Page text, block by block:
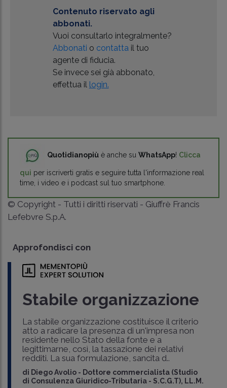
Contenuto riservato agli
abbonati.
Vuoi consultarlo integralmente?
Abbonati o contattail tuo
agente di fiducia.
Se invece sei già abbonato,
effettua il login.
Quotidianopiù è anche su WhatsApp! Clicca
qui per iscriverti gratis e seguire tutta l'informazione real
time, i video e i podcast sul tuo smartphone.
© Copyright - Tutti i diritti riservati - Giuffrè Francis
Lefebvre S.p.A.
Approfondisci con
Stabile organizzazione
La stabile organizzazione costituisce il criterio
atto a radicare la presenza di un'impresa non
residente nello Stato della fonte e a
legittimarne, così, la tassazione dei relativi
redditi. La sua formulazione, sancita d..
di Diego Avolio - Dottore commercialista (Studio
di Consulenza Giuridico-Tributaria - S.C.G.T), LL.M.